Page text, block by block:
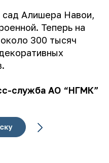
сад Алишера Навои,
Теперь на
300 тысяч
служба АО “НГМК”